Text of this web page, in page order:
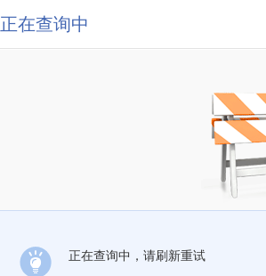
正在查询中
正在查询中，请刷新重试